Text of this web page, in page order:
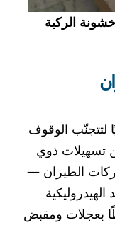
الركبة
لتتجنّب الوقوف
تسهيلات ذوي
الطيران —
بعجلات ومقبض